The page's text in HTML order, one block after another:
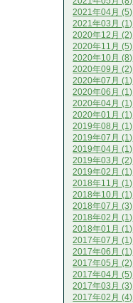
2021年04月 (5)
2021年03月 (1)
2020年12月 (2)
2020年11月 (5)
2020年10月 (8)
2020年09月 (2)
2020年07月 (1)
2020年06月 (1)
2020年04月 (1)
2020年01月 (1)
2019年08月 (1)
2019年07月 (1)
2019年04月 (1)
2019年03月 (2)
2019年02月 (1)
2018年11月 (1)
2018年10月 (1)
2018年07月 (3)
2018年02月 (1)
2018年01月 (1)
2017年07月 (1)
2017年06月 (1)
2017年05月 (2)
2017年04月 (5)
2017年03月 (3)
2017年02月 (4)